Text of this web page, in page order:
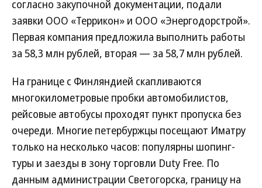
согласно закупочной документации, подали
заявки ООО «Террикон» и ООО «Энергодорстрой».
Первая компания предложила выполнить работы
за 58,3 млн рублей, вторая — за 58,7 млн рублей.
На границе с Финляндией скапливаются
многокилометровые пробки автомобилистов,
рейсовые автобусы проходят пункт пропуска без
очереди. Многие петербуржцы посещают Иматру
только на несколько часов: популярны шопинг-
туры и заезды в зону торговли Duty Free. По
данным администрации Светогорска, границу на